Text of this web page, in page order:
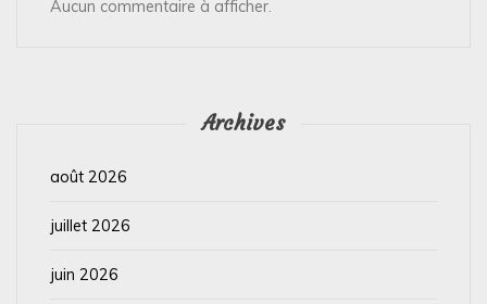
Aucun commentaire à afficher.
Archives
août 2026
juillet 2026
juin 2026